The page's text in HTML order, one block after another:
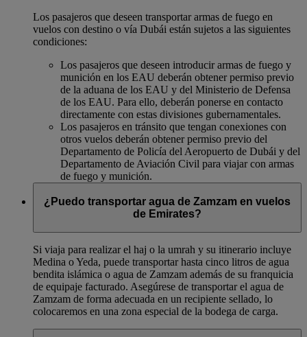
Los pasajeros que deseen transportar armas de fuego en
vuelos con destino o vía Dubái están sujetos a las siguientes
condiciones:
Los pasajeros que deseen introducir armas de fuego y
munición en los EAU deberán obtener permiso previo
de la aduana de los EAU y del Ministerio de Defensa
de los EAU. Para ello, deberán ponerse en contacto
directamente con estas divisiones gubernamentales.
Los pasajeros en tránsito que tengan conexiones con
otros vuelos deberán obtener permiso previo del
Departamento de Policía del Aeropuerto de Dubái y del
Departamento de Aviación Civil para viajar con armas
de fuego y munición.
¿Puedo transportar agua de Zamzam en vuelos
de Emirates?
Si viaja para realizar el haj o la umrah y su itinerario incluye
Medina o Yeda, puede transportar hasta cinco litros de agua
bendita islámica o agua de Zamzam además de su franquicia
de equipaje facturado. Asegúrese de transportar el agua de
Zamzam de forma adecuada en un recipiente sellado, lo
colocaremos en una zona especial de la bodega de carga.